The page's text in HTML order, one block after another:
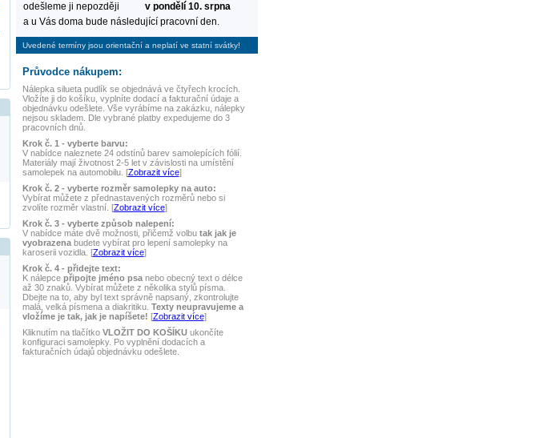
odešleme ji nepozději
v pondělí 10. srpna
a u Vás doma bude následující pracovní den.
Uvedené termíny jsou orientační a neplatí ve statní svátky!
Průvodce nákupem:
Nálepka silueta pudlík se objednává ve čtyřech krocích.
Vložíte ji do košíku, vyplníte dodací a fakturační údaje a
objednávku odešlete. Vše vyrábíme na zakázku, nálepky
nejsou skladem. Dle vybrané platby expedujeme do 3
pracovních dnů.
Krok č. 1 - vyberte barvu:
V nabídce naleznete 24 odstínů barev samolepících fólií.
Materiály mají životnost 2-5 let v závislosti na umístění
samolepek na automobilu. [Zobrazit více]
Krok č. 2 - vyberte rozměr samolepky na auto:
Vybírat můžete z přednastavených rozměrů nebo si
zvolíte rozměr vlastní. [Zobrazit více]
Krok č. 3 - vyberte způsob nalepení:
V nabídce máte dvě možnosti, přičemž volbu tak jak je
vyobrazenabudete vybírat pro lepení samolepky na
karoserii vozidla. [Zobrazit více]
Krok č. 4 - přidejte text:
K nálepce připojte jméno psanebo obecný text o délce
až 30 znaků. Vybírat můžete z několika stylů písma.
Dbejte na to, aby byl text správně napsaný, zkontrolujte
malá, velká písmena a diakritiku. Texty neupravujeme a
vložíme je tak, jak je napíšete! [Zobrazit více]
Kliknutím na tlačítko VLOŽIT DO KOŠÍKUukončíte
konfiguraci samolepky. Po vyplnění dodacích a
fakturačních údajů objednávku odešlete.